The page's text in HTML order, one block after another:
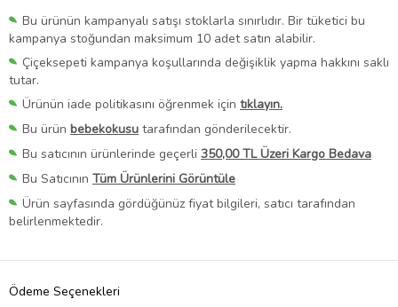
Bu ürünün kampanyalı satışı stoklarla sınırlıdır. Bir tüketici bu
kampanya stoğundan maksimum 10 adet satın alabilir.
Çiçeksepeti kampanya koşullarında değişiklik yapma hakkını saklı
tutar.
Ürünün iade politikasını öğrenmek için tıklayın.
Bu ürün bebekokusu tarafından gönderilecektir.
Bu satıcının ürünlerinde geçerli 350,00 TL Üzeri Kargo Bedava
Bu Satıcının Tüm Ürünlerini Görüntüle
Ürün sayfasında gördüğünüz fiyat bilgileri, satıcı tarafından
belirlenmektedir.
Ödeme Seçenekleri